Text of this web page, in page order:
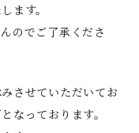
ます。
のでご了承くださ
させていただいてお
なっております。